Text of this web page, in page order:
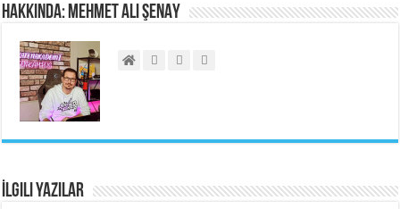
Hakkında: Mehmet Ali ŞENAY
İlgili Yazılar